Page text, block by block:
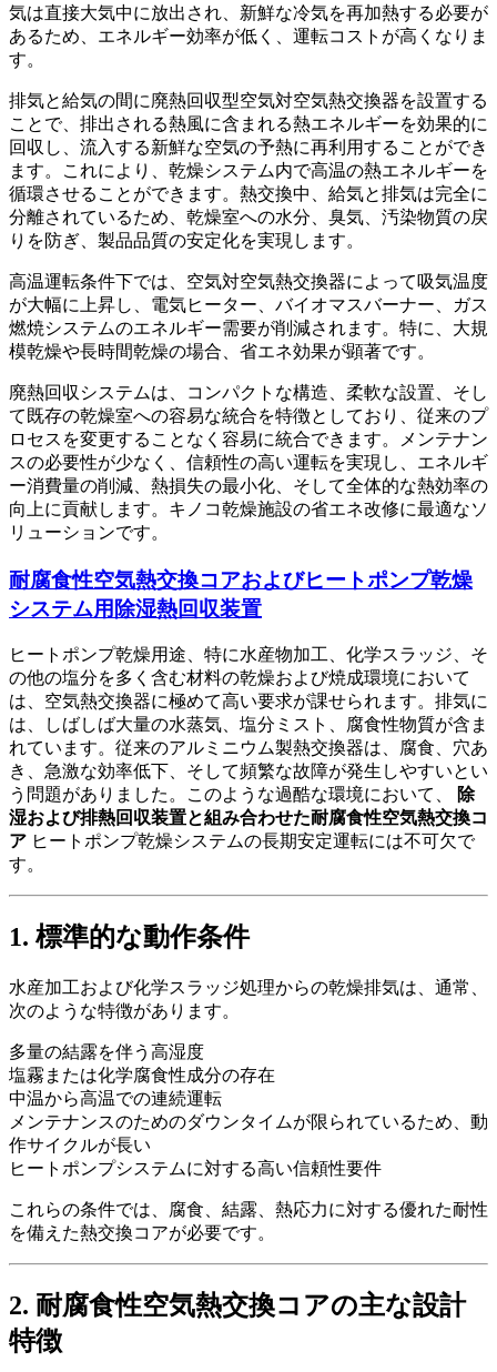
気は直接大気中に放出され、新鮮な冷気を再加熱する必要が
あるため、エネルギー効率が低く、運転コストが高くなりま
す。
排気と給気の間に廃熱回収型空気対空気熱交換器を設置する
ことで、排出される熱風に含まれる熱エネルギーを効果的に
回収し、流入する新鮮な空気の予熱に再利用することができ
ます。これにより、乾燥システム内で高温の熱エネルギーを
循環させることができます。熱交換中、給気と排気は完全に
分離されているため、乾燥室への水分、臭気、汚染物質の戻
りを防ぎ、製品品質の安定化を実現します。
高温運転条件下では、空気対空気熱交換器によって吸気温度
が大幅に上昇し、電気ヒーター、バイオマスバーナー、ガス
燃焼システムのエネルギー需要が削減されます。特に、大規
模乾燥や長時間乾燥の場合、省エネ効果が顕著です。
廃熱回収システムは、コンパクトな構造、柔軟な設置、そし
て既存の乾燥室への容易な統合を特徴としており、従来のプ
ロセスを変更することなく容易に統合できます。メンテナン
スの必要性が少なく、信頼性の高い運転を実現し、エネルギ
ー消費量の削減、熱損失の最小化、そして全体的な熱効率の
向上に貢献します。キノコ乾燥施設の省エネ改修に最適なソ
リューションです。
耐腐食性空気熱交換コアおよびヒートポンプ乾燥
システム用除湿熱回収装置
ヒートポンプ乾燥用途、特に水産物加工、化学スラッジ、そ
の他の塩分を多く含む材料の乾燥および焼成環境において
は、空気熱交換器に極めて高い要求が課せられます。排気に
は、しばしば大量の水蒸気、塩分ミスト、腐食性物質が含ま
れています。従来のアルミニウム製熱交換器は、腐食、穴あ
き、急激な効率低下、そして頻繁な故障が発生しやすいとい
う問題がありました。このような過酷な環境において、
除
湿および排熱回収装置と組み合わせた耐腐食性空気熱交換コ
ア ヒートポンプ乾燥システムの長期安定運転には不可欠で
す。
1. 標準的な動作条件
水産加工および化学スラッジ処理からの乾燥排気は、通常、
次のような特徴があります。
多量の結露を伴う高湿度
塩霧または化学腐食性成分の存在
中温から高温での連続運転
メンテナンスのためのダウンタイムが限られているため、動
作サイクルが長い
ヒートポンプシステムに対する高い信頼性要件
これらの条件では、腐食、結露、熱応力に対する優れた耐性
を備えた熱交換コアが必要です。
2. 耐腐食性空気熱交換コアの主な設計
特徴